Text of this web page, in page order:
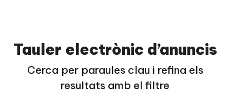
Tauler electrònic d’anuncis
Cerca per paraules clau i refina els
resultats amb el filtre